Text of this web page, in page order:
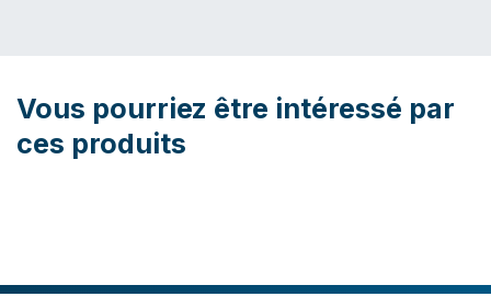
Vous pourriez être intéressé par
ces produits